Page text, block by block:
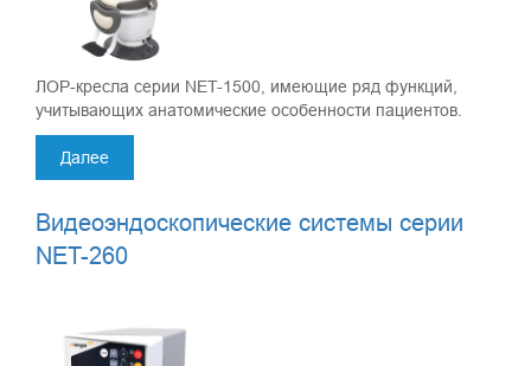
ЛОР-кресла серии NET-1500, имеющие ряд функций,
учитывающих анатомические особенности пациентов.
Далее
Видеоэндоскопические системы серии
NET-260